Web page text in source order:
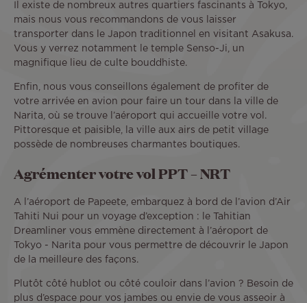
Il existe de nombreux autres quartiers fascinants à Tokyo,
mais nous vous recommandons de vous laisser
transporter dans le Japon traditionnel en visitant Asakusa.
Vous y verrez notamment le temple Senso-Ji, un
magnifique lieu de culte bouddhiste.
Enfin, nous vous conseillons également de profiter de
votre arrivée en avion pour faire un tour dans la ville de
Narita, où se trouve l’aéroport qui accueille votre vol.
Pittoresque et paisible, la ville aux airs de petit village
possède de nombreuses charmantes boutiques.
Agrémenter votre vol PPT – NRT
A l’aéroport de Papeete, embarquez à bord de l’avion d’Air
Tahiti Nui pour un voyage d’exception : le Tahitian
Dreamliner vous emmène directement à l’aéroport de
Tokyo - Narita pour vous permettre de découvrir le Japon
de la meilleure des façons.
Plutôt côté hublot ou côté couloir dans l’avion ? Besoin de
plus d’espace pour vos jambes ou envie de vous asseoir à